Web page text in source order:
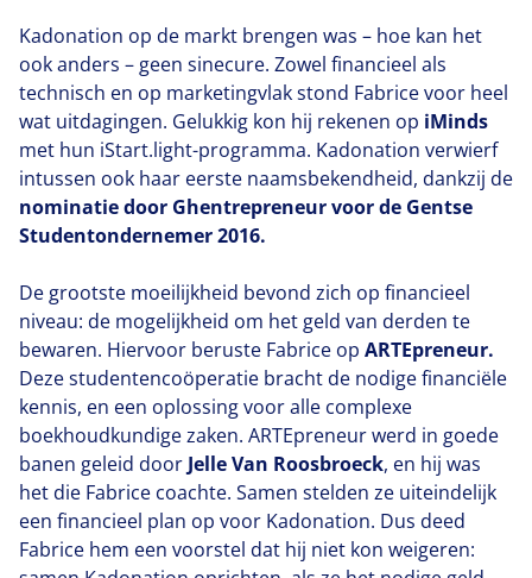
Kadonation op de markt brengen was – hoe kan het
ook anders – geen sinecure. Zowel financieel als
technisch en op marketingvlak stond Fabrice voor heel
wat uitdagingen. Gelukkig kon hij rekenen op iMinds
met hun iStart.light-programma. Kadonation verwierf
intussen ook haar eerste naamsbekendheid, dankzij de
nominatie door Ghentrepreneur voor de Gentse
Studentondernemer2016.
De grootste moeilijkheid bevond zich op financieel
niveau: de mogelijkheid om het geld van derden te
bewaren. Hiervoor beruste Fabrice op ARTEpreneur.
Deze studentencoöperatie bracht de nodige financiële
kennis, en een oplossing voor alle complexe
boekhoudkundige zaken. ARTEpreneur werd in goede
banen geleid door Jelle Van Roosbroeck, en hij was
het die Fabrice coachte. Samen stelden ze uiteindelijk
een financieel plan op voor Kadonation. Dus deed
Fabrice hem een voorstel dat hij niet kon weigeren: